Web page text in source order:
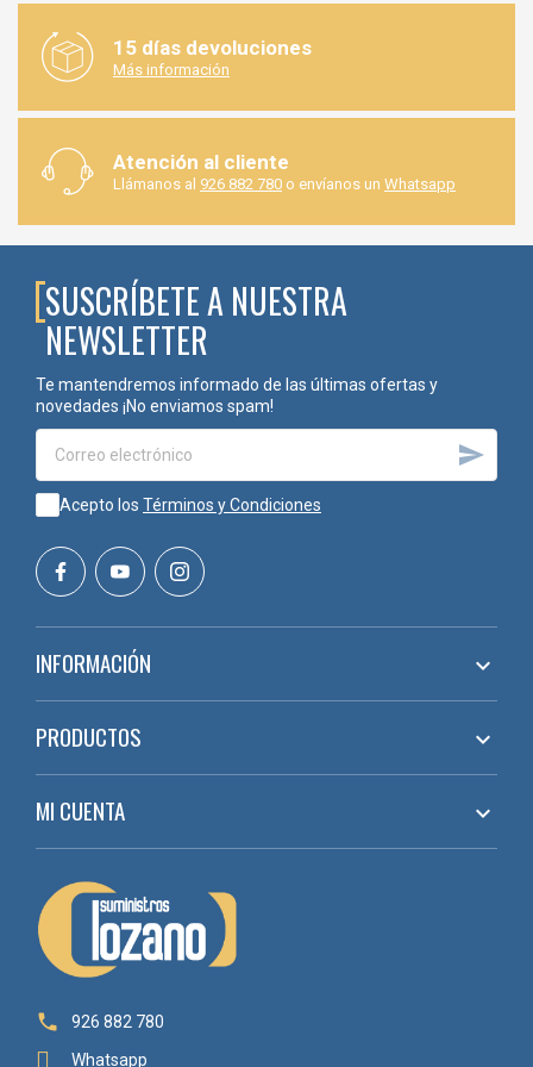
15 días devoluciones
Más información
Atención al cliente
Llámanos al 926 882 780 o envíanos un Whatsapp
SUSCRÍBETE A NUESTRA
NEWSLETTER
Te mantendremos informado de las últimas ofertas y
novedades ¡No enviamos spam!

Acepto los Términos y Condiciones
INFORMACIÓN 
PRODUCTOS 
MI CUENTA 

926 882 780
Whatsapp